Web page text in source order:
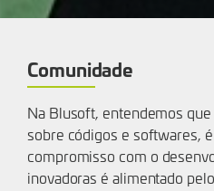
Comunidade
Na Blusoft, entendemos
sobre códigos e softwares,
compromisso com o
inovadoras é alimentado